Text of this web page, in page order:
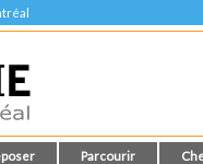
Parcourir